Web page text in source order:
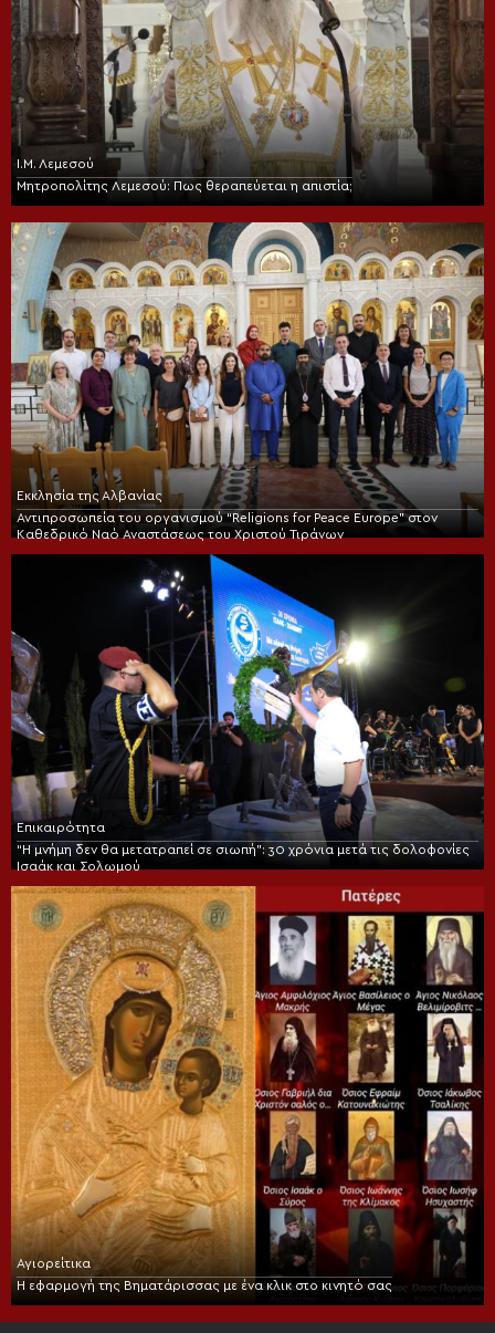
Ι.Μ. Λεμεσού
Μητροπολίτης Λεμεσού: Πως θεραπεύεται η απιστία;
Εκκλησία της Αλβανίας
Αντιπροσωπεία του οργανισμού “Religions for Peace Europe” στον
Καθεδρικό Ναό Αναστάσεως του Χριστού Τιράνων
Επικαιρότητα
“Η μνήμη δεν θα μετατραπεί σε σιωπή”: 30 χρόνια μετά τις δολοφονίες
Ισαάκ και Σολωμού
Αγιορείτικα
Η εφαρμογή της Βηματάρισσας με ένα κλικ στο κινητό σας